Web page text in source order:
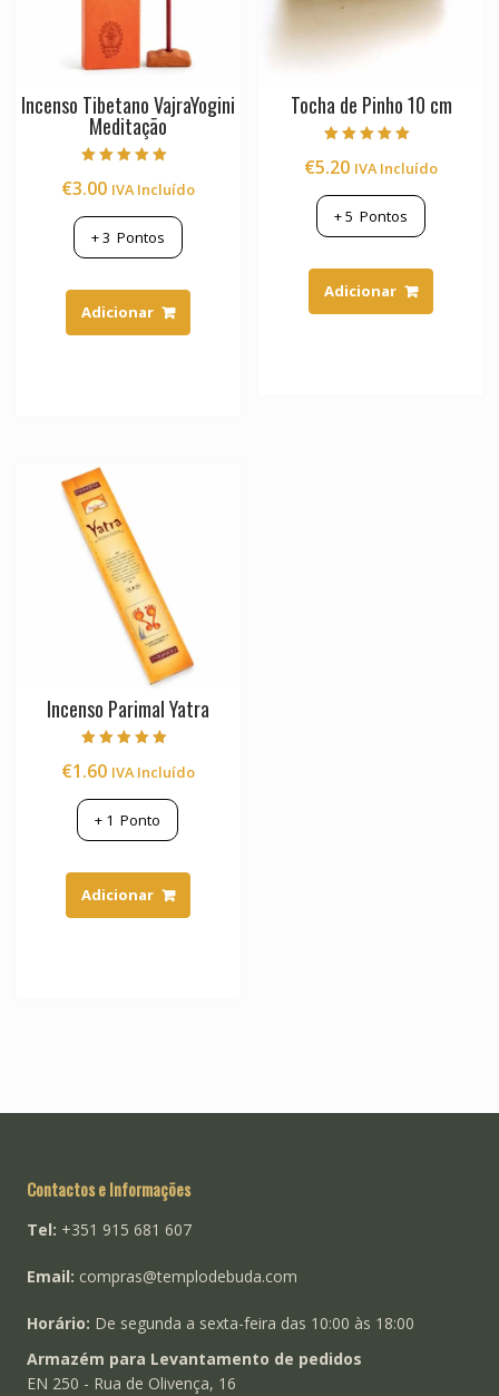
Incenso Tibetano VajraYogini
Meditação
5.00
€3.00 IVA Incluído
+3 Pontos
Adicionar
Tocha de Pinho 10 cm
5.00
€5.20 IVA Incluído
+5 Pontos
Adicionar
Incenso Parimal Yatra
5.00
€1.60 IVA Incluído
+ 1 Ponto
Adicionar
Contactos e Informações
Tel: +351 915 681 607
Email: compras@templodebuda.com
Horário: De segunda a sexta-feira das 10:00 às 18:00
Armazém para Levantamento de pedidos
EN 250 - Rua de Olivença, 16